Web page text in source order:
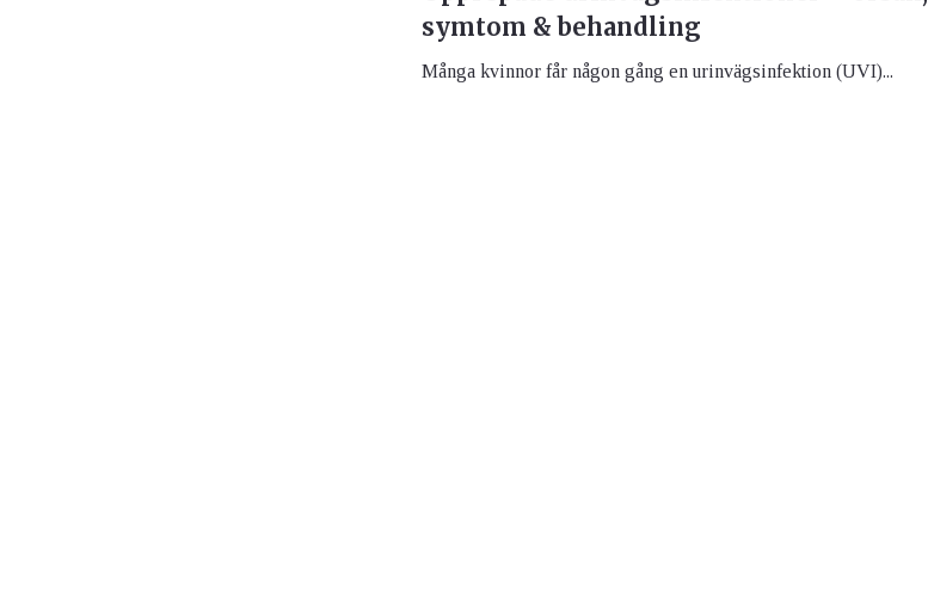
symtom & behandling
Många kvinnor får någon gång en urinvägsinfektion (UVI)...